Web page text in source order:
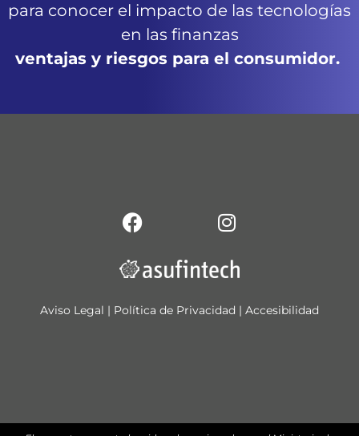
para conocer el impacto de las tecnologías
en las finanzas
ventajas y riesgos para el consumidor.
Aviso Legal | Política de Privacidad | Accesibilidad